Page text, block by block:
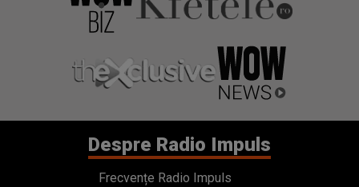
Despre Radio Impuls
Frecvențe Radio Impuls